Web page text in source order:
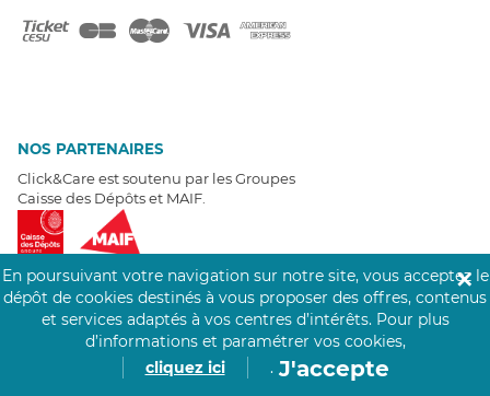
NOS PARTENAIRES
Click&Care est soutenu par les Groupes
Caisse des Dépôts et MAIF.
EXPERTS À VOTRE ÉCOUTE
Un besoin de recrutement ? Click&Care vous accompagne par
En poursuivant votre navigation sur notre site, vous acceptez le
dépôt de cookies destinés à vous proposer des offres, contenus
et services adaptés à vos centres d’intérêts. Pour plus
d’informations et paramétrer vos cookies,
cliquez ici
. J'accepte
✕